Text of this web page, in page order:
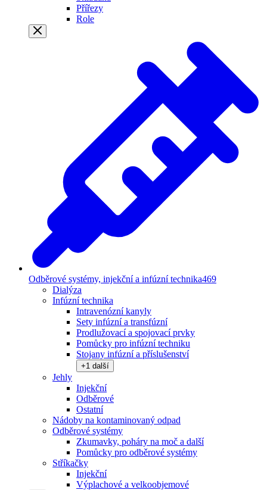
Přířezy
Role
Odběrové systémy, injekční a infúzní technika469
Dialýza
Infúzní technika
Intravenózní kanyly
Sety infúzní a transfúzní
Prodlužovací a spojovací prvky
Pomůcky pro infúzní techniku
Stojany infúzní a příslušenství
+1 další
Jehly
Injekční
Odběrové
Ostatní
Nádoby na kontaminovaný odpad
Odběrové systémy
Zkumavky, poháry na moč a další
Pomůcky pro odběrové systémy
Stříkačky
Injekční
Výplachové a velkoobjemové